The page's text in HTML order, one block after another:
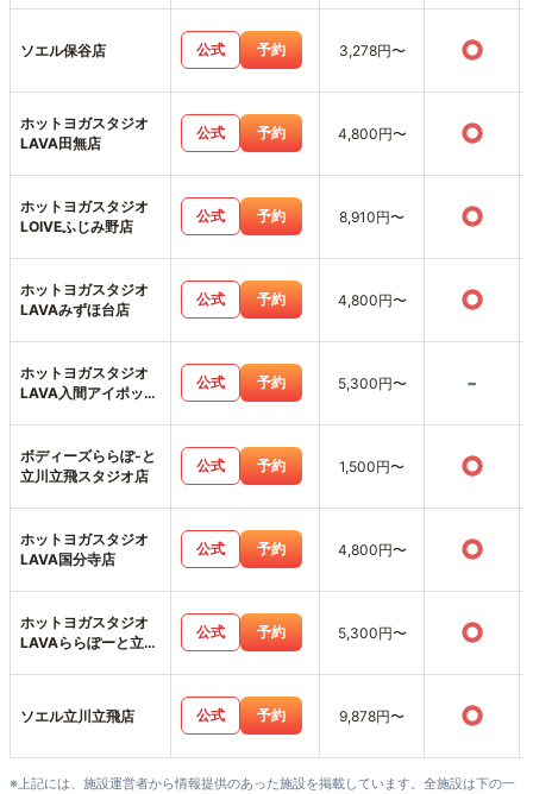
ソエル保谷店 公式 予約 3,278円〜 ○
ホットヨガスタジオ
LAVA田無店
公式 予約 4,800円〜 ○
ホットヨガスタジオ
LOIVEふじみ野店
公式 予約 8,910円〜 ○
ホットヨガスタジオ
LAVAみずほ台店
公式 予約 4,800円〜 ○
ホットヨガスタジオ
LAVA入間アイポット
公式 予約 5,300円〜 -
ボディーズららぽ-と
立川立飛スタジオ店
公式 予約 1,500円〜 ○
ホットヨガスタジオ
LAVA国分寺店
公式 予約 4,800円〜 ○
ホットヨガスタジオ
LAVAららぽーと立川
公式 予約 5,300円〜 ○
ソエル立川立飛店 公式 予約 9,878円〜 ○
※上記には、施設運営者から情報提供のあった施設を掲載しています。全施設は下の一